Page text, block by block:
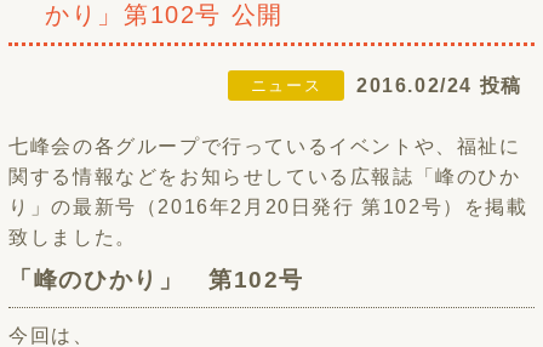
かり」第102号 公開
ニュース 2016.02/24 投稿
七峰会の各グループで行っているイベントや、福祉に
関する情報などをお知らせしている広報誌「峰のひか
り」の最新号（2016年2月20日発行 第102号）を掲載
致しました。
「峰のひかり」 第102号
今回は、